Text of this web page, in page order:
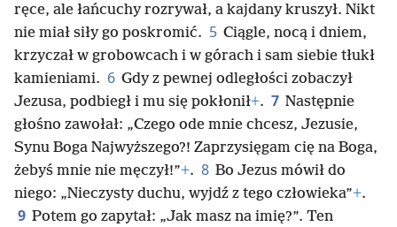
ręce, ale łańcuchy rozrywał, a kajdany kruszył. Nikt
nie miał siły go poskromić. 5 Ciągle, nocą i dniem,
krzyczał w grobowcach i w górach i sam siebie tłukł
kamieniami. 6 Gdy z pewnej odległości zobaczył
Jezusa, podbiegł i mu się pokłonił+. 7 Następnie
głośno zawołał: „Czego ode mnie chcesz, Jezusie,
Synu Boga Najwyższego?! Zaprzysięgam cię na Boga,
żebyś mnie nie męczył!”+. 8 Bo Jezus mówił do
niego: „Nieczysty duchu, wyjdź z tego człowieka”+.
9 Potem go zapytał: „Jak masz na imię?”. Ten